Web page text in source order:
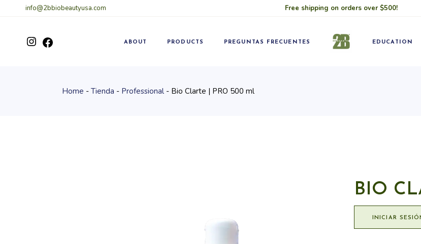
info@2bbiobeautyusa.com Free shipping on orders over $500!
Instagram
Facebook ABOUT PRODUCTS PREGUNTAS FRECUENTES EDUCATION
Classes
Home Tienda Professional Bio Clarte | PRO 500 ml
BIO
INICIAR